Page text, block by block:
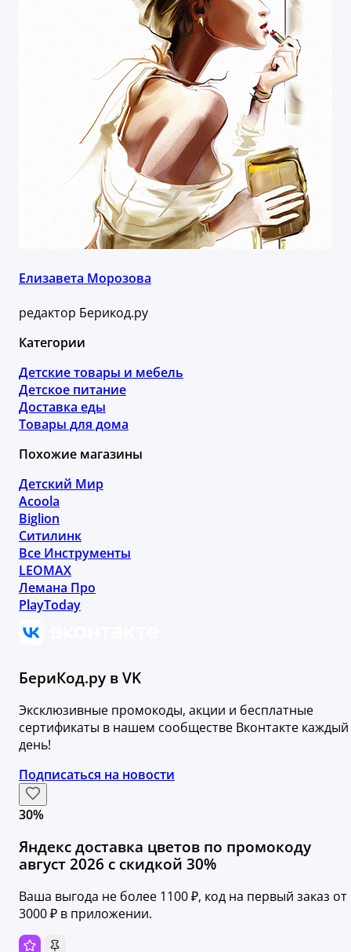
Елизавета Морозова
редактор Берикод.ру
Категории
Детские товары и мебель
Детское питание
Доставка еды
Товары для дома
Похожие магазины
Детский Мир
Acoola
Biglion
Ситилинк
Все Инструменты
LEOMAX
Лемана Про
PlayToday
БериКод.ру в VK
Эксклюзивные промокоды, акции и бесплатные
сертификаты в нашем сообществе Вконтакте каждый
день!
Подписаться на новости
30%
Яндекс доставка цветов по промокоду
август 2026 с скидкой 30%
Ваша выгода не более 1100 ₽, код на первый заказ от
3000 ₽ в приложении.